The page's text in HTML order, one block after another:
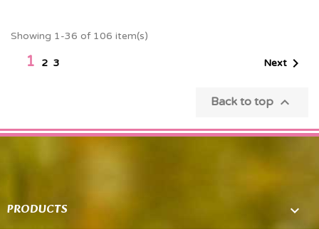
Showing 1-36 of 106 item(s)
1 2 3 Next 
Back to top 
PRODUCTS 